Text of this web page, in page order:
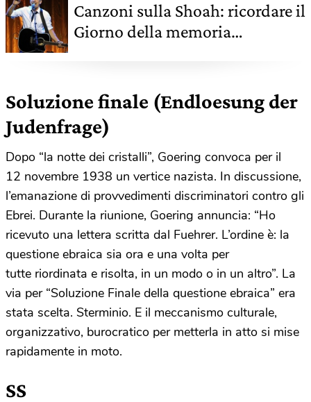
Canzoni sulla Shoah: ricordare il
Giorno della memoria
Soluzione finale (Endloesung der
Judenfrage)
Dopo “la notte dei cristalli”, Goering convoca per il
12 novembre 1938 un vertice nazista. In discussione,
l’emanazione di provvedimenti discriminatori contro gli
Ebrei. Durante la riunione, Goering annuncia: “Ho
ricevuto una lettera scritta dal Fuehrer. L’ordine è: la
questione ebraica sia ora e una volta per
tutte riordinata e risolta, in un modo o in un altro”. La
via per “Soluzione Finale della questione ebraica” era
stata scelta. Sterminio. E il meccanismo culturale,
organizzativo, burocratico per metterla in atto si mise
rapidamente in moto.
SS